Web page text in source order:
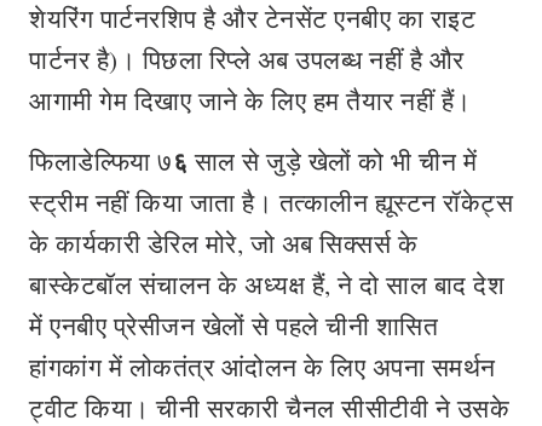
शेयरिंग पार्टनरशिप है और टेनसेंट एनबीए का राइट
पार्टनर है)। पिछला रिप्ले अब उपलब्ध नहीं है और
आगामी गेम दिखाए जाने के लिए हम तैयार नहीं हैं।
फिलाडेल्फिया ७६साल से जुड़े खेलों को भी चीन में
स्ट्रीम नहीं किया जाता है। तत्कालीन ह्यूस्टन रॉकेट्स
के कार्यकारी डेरिल मोरे, जो अब सिक्सर्स के
बास्केटबॉल संचालन के अध्यक्ष हैं, ने दो साल बाद देश
में एनबीए प्रेसीजन खेलों से पहले चीनी शासित
हांगकांग में लोकतंत्र आंदोलन के लिए अपना समर्थन
ट्वीट किया। चीनी सरकारी चैनल सीसीटीवी ने उसके